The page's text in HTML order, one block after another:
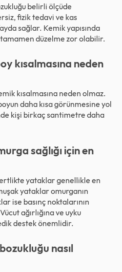
belirli ölçüde
fizik tedavi ve kas
sağlar. Kemik yapısında
düzelme zor olabilir.
kısalmasına neden
kısalmasına neden olmaz.
daha kısa görünmesine yol
kişi birkaç santimetre daha
sağlığı için en
yataklar genellikle en
yataklar omurganın
ise basınç noktalarının
ağırlığına ve uyku
destek önemlidir.
nasıl